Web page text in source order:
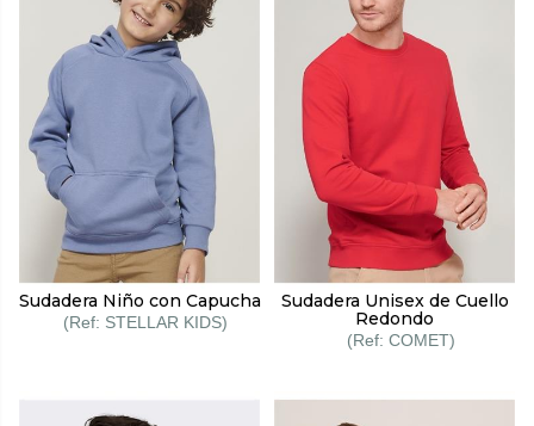
Sudadera Niño con Capucha
STELLAR KIDS
Sudadera Unisex de Cuello
Redondo
COMET